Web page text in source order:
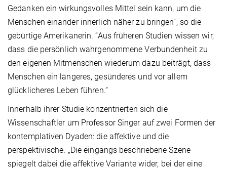
Gedanken ein wirkungsvolles Mittel sein kann, um die
Menschen einander innerlich näher zu bringen”, so die
gebürtige Amerikanerin. “Aus früheren Studien wissen wir,
dass die persönlich wahrgenommene Verbundenheit zu
den eigenen Mitmenschen wiederum dazu beiträgt, dass
Menschen ein längeres, gesünderes und vor allem
glücklicheres Leben führen.”
Innerhalb ihrer Studie konzentrierten sich die
Wissenschaftler um Professor Singer auf zwei Formen der
kontemplativen Dyaden: die affektive und die
perspektivische. „Die eingangs beschriebene Szene
spiegelt dabei die affektive Variante wider, bei der eine